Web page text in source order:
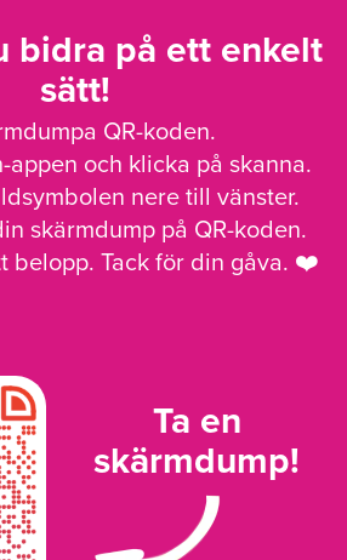
bidra på ett enkelt
sätt!
QR-koden.
appen och klicka på skanna.
nere till vänster.
skärmdump på QR-koden.
belopp. Tack för din gåva. ❤️
Ta en
skärmdump!